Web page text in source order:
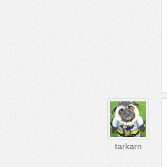
tarkarn